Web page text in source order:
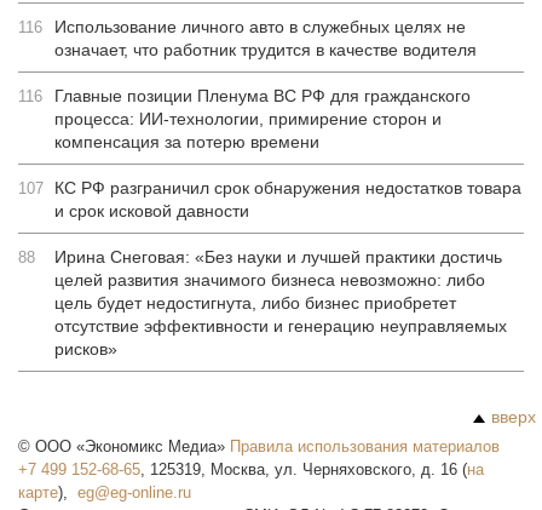
116
Использование личного авто в служебных целях не
означает, что работник трудится в качестве водителя
116
Главные позиции Пленума ВС РФ для гражданского
процесса: ИИ-технологии, примирение сторон и
компенсация за потерю времени
107
КС РФ разграничил срок обнаружения недостатков товара
и срок исковой давности
88
Ирина Снеговая: «Без науки и лучшей практики достичь
целей развития значимого бизнеса невозможно: либо
цель будет недостигнута, либо бизнес приобретет
отсутствие эффективности и генерацию неуправляемых
рисков»
вверх
© ООО «Экономикс Медиа» Правила использования материалов
+7 499 152-68-65, 125319, Москва, ул. Черняховского, д. 16 (на
карте),